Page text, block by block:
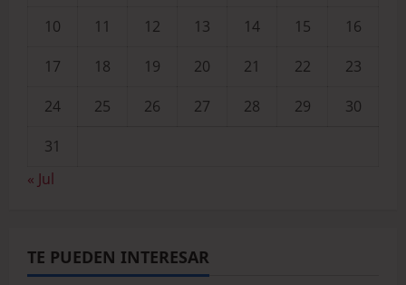
10
11 12 13 14 15
16
17
18 19 20 21 22
23
24
25 26 27 28 29
30
31
« Jul
TE PUEDEN INTERESAR